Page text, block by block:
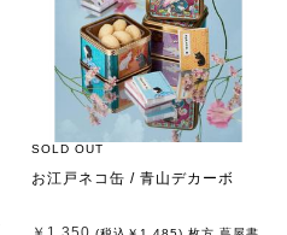
SOLD OUT
お江戸ネコ缶 / 青山デカーボ